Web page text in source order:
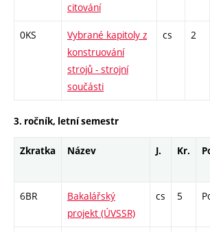
citování
0KS
Vybrané kapitoly z
konstruování
strojů - strojní
součásti
cs 2
3. ročník, letní semestr
Zkratka Název J. Kr.
6BR
Bakalářský
projekt (ÚVSSR)
cs 5